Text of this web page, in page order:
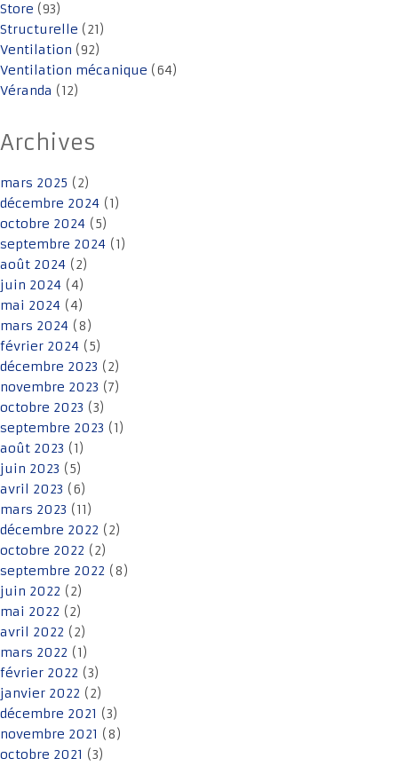
Store (93)
Structurelle (21)
Ventilation (92)
Ventilation mécanique (64)
Véranda (12)
Archives
mars 2025 (2)
décembre 2024 (1)
octobre 2024 (5)
septembre 2024 (1)
août 2024 (2)
juin 2024 (4)
mai 2024 (4)
mars 2024 (8)
février 2024 (5)
décembre 2023 (2)
novembre 2023 (7)
octobre 2023 (3)
septembre 2023 (1)
août 2023 (1)
juin 2023 (5)
avril 2023 (6)
mars 2023 (11)
décembre 2022 (2)
octobre 2022 (2)
septembre 2022 (8)
juin 2022 (2)
mai 2022 (2)
avril 2022 (2)
mars 2022 (1)
février 2022 (3)
janvier 2022 (2)
décembre 2021 (3)
novembre 2021 (8)
octobre 2021 (3)